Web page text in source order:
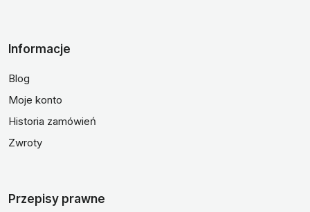
Informacje
Blog
Moje konto
Historia zamówień
Zwroty
Przepisy prawne